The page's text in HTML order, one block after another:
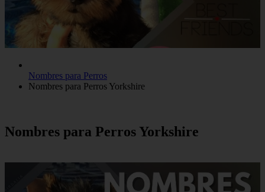
Nombres para Perros
Nombres para Perros Yorkshire
Nombres para Perros Yorkshire